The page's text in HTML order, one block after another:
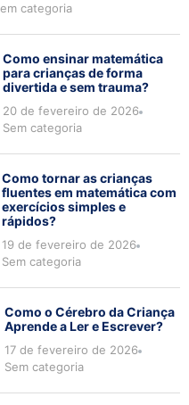
categoria
Como ensinar matemática
para crianças de forma
divertida e sem trauma?
20 de fevereiro de 2026
Sem categoria
Como tornar as crianças
fluentes em matemática com
exercícios simples e
rápidos?
19 de fevereiro de 2026
Sem categoria
Como o Cérebro da Criança
Aprende a Ler e Escrever?
17 de fevereiro de 2026
Sem categoria